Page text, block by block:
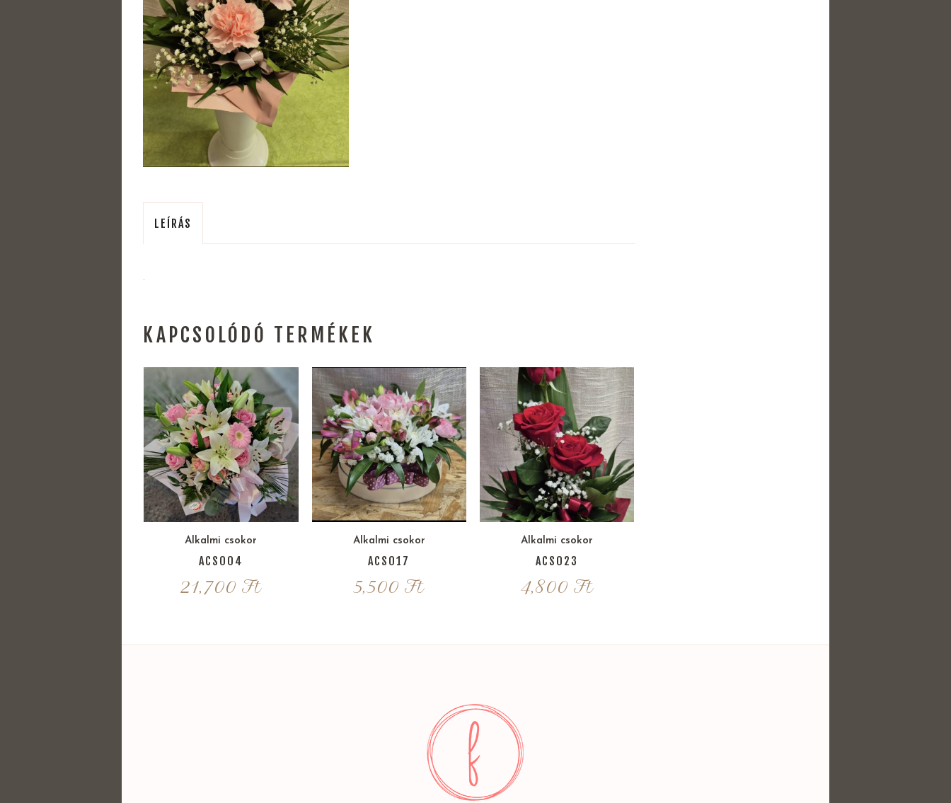
LEÍRÁS
.
KAPCSOLÓDÓ TERMÉKEK
Alkalmi csokor
ACS004
21,700 Ft
Alkalmi csokor
ACS017
5,500 Ft
Alkalmi csokor
ACS023
4,800 Ft